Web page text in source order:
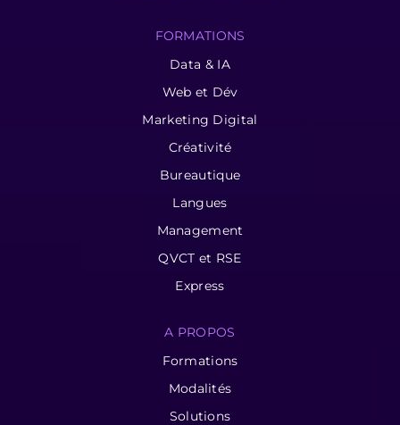
FORMATIONS
Data & IA
Web et Dév
Marketing Digital
Créativité
Bureautique
Langues
Management
QVCT et RSE
Express
A PROPOS
Formations
Modalités
Solutions